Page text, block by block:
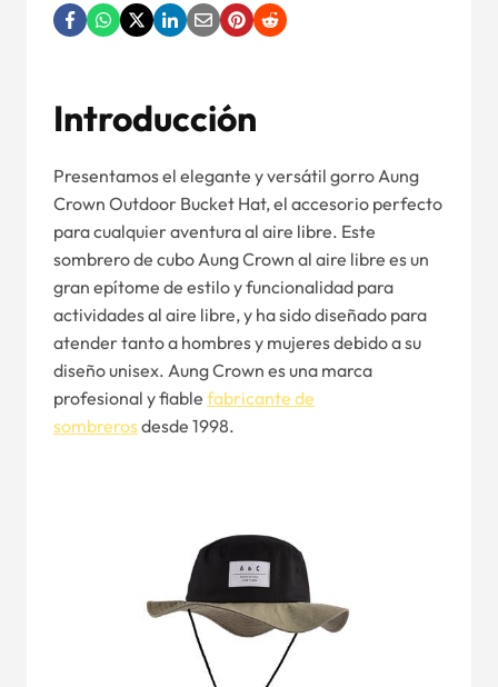
Introducción
Presentamos el elegante y versátil gorro Aung
Crown Outdoor Bucket Hat, el accesorio perfecto
para cualquier aventura al aire libre. Este
sombrero de cubo Aung Crown al aire libre es un
gran epítome de estilo y funcionalidad para
actividades al aire libre, y ha sido diseñado para
atender tanto a hombres y mujeres debido a su
diseño unisex. Aung Crown es una marca
profesional y fiable fabricante de
sombrerosdesde 1998.